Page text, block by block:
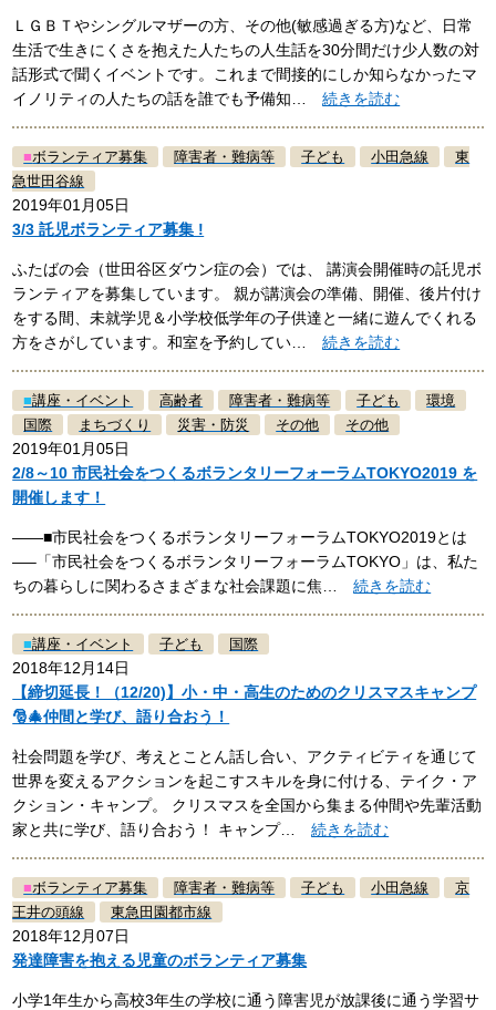
ＬＧＢＴやシングルマザーの方、その他(敏感過ぎる方)など、日常
生活で生きにくさを抱えた人たちの人生話を30分間だけ少人数の対
話形式で聞くイベントです。これまで間接的にしか知らなかったマ
イノリティの人たちの話を誰でも予備知…続きを読む
■ボランティア募集 障害者・難病等 子ども 小田急線
東
急世田谷線
2019年01月05日
3/3 託児ボランティア募集 !
ふたばの会（世田谷区ダウン症の会）では、 講演会開催時の託児ボ
ランティアを募集しています。 親が講演会の準備、開催、後片付け
をする間、未就学児＆小学校低学年の子供達と一緒に遊んでくれる
方をさがしています。和室を予約してい…続きを読む
■講座・イベント 高齢者 障害者・難病等 子ども
環境
国際
まちづくり 災害・防災 その他 その他
2019年01月05日
2/8～10 市民社会をつくるボランタリーフォーラムTOKYO2019 を
開催します！
——■市民社会をつくるボランタリーフォーラムTOKYO2019とは
—–「市民社会をつくるボランタリーフォーラムTOKYO」は、私た
ちの暮らしに関わるさまざまな社会課題に焦…続きを読む
■講座・イベント 子ども 国際
2018年12月14日
【締切延長！（12/20)】小・中・高生のためのクリスマスキャンプ
🎅🎄仲間と学び、語り合おう！
社会問題を学び、考えとことん話し合い、アクティビティを通じて
世界を変えるアクションを起こすスキルを身に付ける、テイク・ア
クション・キャンプ。 クリスマスを全国から集まる仲間や先輩活動
家と共に学び、語り合おう！ キャンプ…続きを読む
■ボランティア募集 障害者・難病等 子ども 小田急線
京
王井の頭線
東急田園都市線
2018年12月07日
発達障害を抱える児童のボランティア募集
小学1年生から高校3年生の学校に通う障害児が放課後に通う学習サ